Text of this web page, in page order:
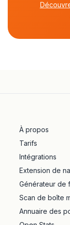
À propos
Tarifs
Intégrations
Extension de
Générateur de
Scan de boîte
Annuaire des